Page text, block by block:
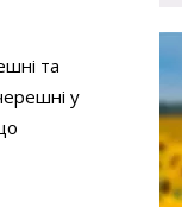
та
у